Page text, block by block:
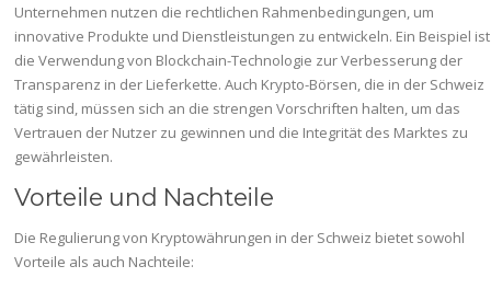
Unternehmen nutzen die rechtlichen Rahmenbedingungen, um
innovative Produkte und Dienstleistungen zu entwickeln. Ein Beispiel ist
die Verwendung von Blockchain-Technologie zur Verbesserung der
Transparenz in der Lieferkette. Auch Krypto-Börsen, die in der Schweiz
tätig sind, müssen sich an die strengen Vorschriften halten, um das
Vertrauen der Nutzer zu gewinnen und die Integrität des Marktes zu
gewährleisten.
Vorteile und Nachteile
Die Regulierung von Kryptowährungen in der Schweiz bietet sowohl
Vorteile als auch Nachteile: